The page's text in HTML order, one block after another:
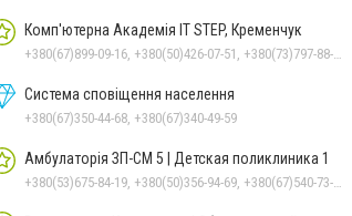
Комп'ютерна Академія IT STEP, Кременчук
+380(67)899-09-16, +380(50)426-07-51, +380(73)797-88-17
Система сповіщення населення
+380(67)350-44-68, +380(67)340-49-59
Амбулаторія ЗП-СМ 5 | Детская поликлиника 1
+380(53)675-84-19, +380(50)356-94-69, +380(67)540-73-87